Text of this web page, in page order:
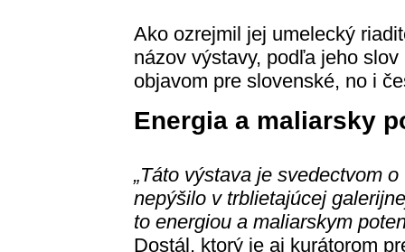
Ako ozrejmil jej umelecký
názov výstavy, podľa jeho
objavom pre slovenské, no i
Energia a maliarsky
„Táto výstava je svedectvom
nepýšilo v trblietajúcej
to energiou a maliarskym
Dostál, ktorý je aj kurátorom